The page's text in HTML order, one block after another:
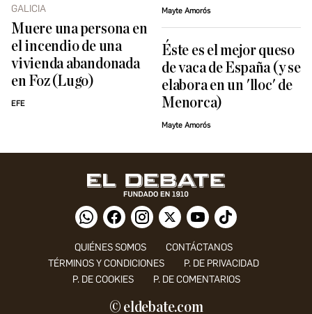
GALICIA
Muere una persona en
el incendio de una
vivienda abandonada
en Foz (Lugo)
EFE
Mayte Amorós
Éste es el mejor queso
de vaca de España (y se
elabora en un 'lloc' de
Menorca)
Mayte Amorós
QUIÉNES SOMOS
CONTÁCTANOS
TÉRMINOS Y CONDICIONES
P. DE PRIVACIDAD
P. DE COOKIES
P. DE COMENTARIOS
© eldebate.com